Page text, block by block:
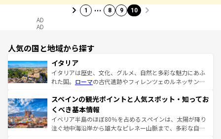
1 … 8 9 10
AD
AD
人気の国と地域から探す
イタリア
イタリアは歴史、文化、グルメ、自然と多彩な魅力にあふ
れた国。 ローマの古代遺跡やフィレンツェのルネッサンス
ろん、トスカーナの美しい田園風景やアマルフィ海岸の絶
景など、自然景観も見逃せない。観光の合間には、本場の
ピザやパスタなど、絶品のイタリア料理を堪能することも
できる。朝目覚めてから夜眠るまで、すべての瞬間を楽し
スペインの観光ポイントと人気スポット・知ってお
くべき基本情報
イベリア半島のほぼ80％を占めるスペインは、太陽が降り
注ぐ地中海沿岸から雄大なピレネー山脈まで、多彩な自然